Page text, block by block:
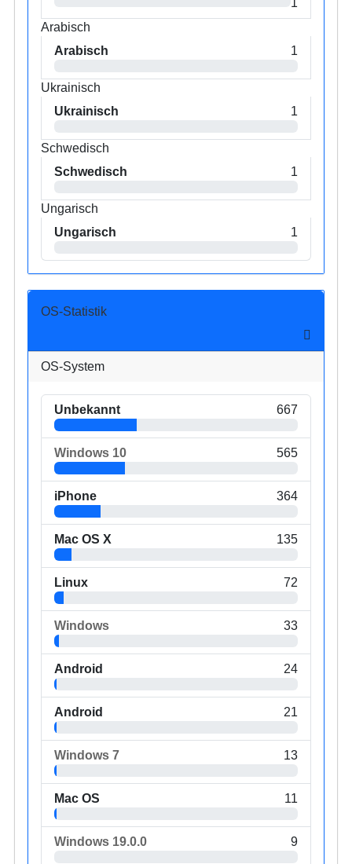
Arabisch
Arabisch
1
Ukrainisch
Ukrainisch
1
Schwedisch
Schwedisch
1
Ungarisch
Ungarisch
1
OS-Statistik
OS-System
Unbekannt 667
Windows 10 565
iPhone 364
Mac OS X 135
Linux 72
Windows 33
Android 24
Android 21
Windows 7 13
Mac OS 11
Windows 19.0.0 9